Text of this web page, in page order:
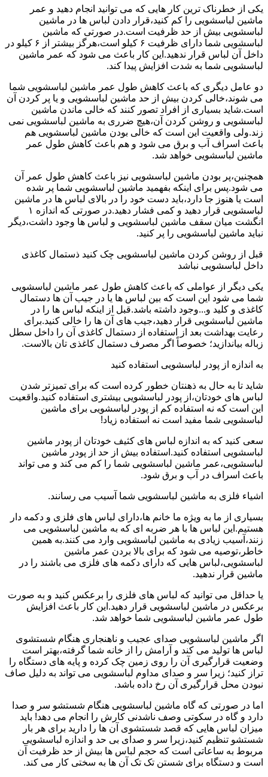
یکی از خطرناک ترین کار هایی که می توانید انجام دهید و عمر
ماشین لباسشویی را کم کنید،قرار دادن لباس ها در ماشین
لباسشویی بیش از حد ظرفیت است.در صورتی که ماشین
لباسشویی شما دارای ظرفیت ۶ کیلو است،هرگز بیشتر از ۶ کیلو در
داخل آن لباس قرار ندهید.این کار باعث می شود که عمر ماشین
لباسشویی شما به شدت افزایش پیدا کند.
دو عامل دیگری که باعث کاهش طول عمر ماشین لباسشویی شما
می شوند،خالی کردن بیش از حد ماشین لباسشویی و یا پر کردن آن
است.شاید بسیاری از افراد تصور کنند که خالی ماندن ماشین
لباسشویی و روشن کردن آن،هیچ ضرری به ماشین لباسشویی نمی
زند.ولی واقعیت این است که خالی بودن ماشین لباسشویی هم
باعث اسراف آب و برق می شود و هم باعث کاهش طول عمر
ماشین لباسشویی خواهد شد.
همچنین،پر بودن ماشین لباسشویی نیز باعث کاهش طول عمر آن
می شود.پس برای اینکه بفهمید ماشین لباسشویی شما پر شده
است یا هنوز جا دارد،باید دست خود را در بالای لباس ها در ماشین
لباسشویی قرار دهید و کمی فشار دهید.در صورتی که اندازه ۱
انگشت میان سقف ماشین لباسشویی و لباس ها وجود داشت،دیگر
نباید ماشین لباسشویی را پر کنید.
قبل از روشن کردن ماشین لباسشویی چک کنید ذستمال کاغذی
داخل لباسشویی نباشد
یکی دیگر از عواملی که باعث کاهش طول عمر ماشین لباسشویی
شما می شود این است که بین لباس ها یا در جیب آن ها دستمال
کاغذی و کلید و...وجود داشته باشد.قبل از اینکه لباس ها را در
ماشین لباسشویی قرار دهید،جیب های آن ها را خالی کنید.برای
رعایت بهداشت بعد از استفاده از دستمال کاغذی آن را داخل سطل
زباله بیاندازید؛ خصوصاً اگر مصرف دستمال کاغذی تان بالاست.
به اندازه از پودر لباسشویی استفاده کنید
شاید تا به حال به ذهنتان خطور کرده است که برای تمیزتر شدن
لباس های خودتان،از پودر لباسشویی بیشتری استفاده کنید.واقعیت
این است که نه استفاده کم از پودر لباسشویی برای ماشین
لباسشویی شما مفید است نه استفاده زیاد!
سعی کنید که به اندازه لباس های کثیف خودتان از پودر ماشین
لباسشویی استفاده کنید.استفاده بیش از حد از پودر ماشین
لباسشویی،عمر ماشین لباسشویی شما را کم می کند و می تواند
باعث اسراف در آب و برق شود.
اشیاء فلزی به ماشین لباسشویی شما آسیب می رسانند.
بسیاری از ما به ویژه ما خانم ها،دارای لباس های فلزی و دکمه دار
هستیم.این لباس ها با هر ضربه ای که به ماشین لباسشویی می
زنند،آسیب زیادی به ماشین لباسشویی وارد می کنند.به همین
خاطر،توصیه می شود که برای بالا بردن عمر ماشین
لباسشویی،لباس هایی که دارای دکمه های فلزی می باشند را در
ماشین قرار ندهید.
یا حداقل می توانید که لباس های فلزی را برعکس کنید و به صورت
برعکس در ماشین لباسشویی قرار دهید.این کار باعث افزایش
طول عمر ماشین لباسشویی شما خواهد شد.
اگر ماشین لباسشویی صدای عجیب و ناهنجاری هنگام شستشوی
لباس ها تولید می کند و آرامش را از خانه شما گرفته،بهتر است
وضعیت قرارگیری آن را روی زمین چک کرده و پایه های دستگاه را
تراز کنید؛ زیرا سر و صدای مداوم لباسشویی می تواند به دلیل صاف
نبودن محل قرارگیری آن رخ داده باشد.
اما در صورتی که گاه ماشین لباسشویی هنگام شستشو سر و صدا
دارد و گاه در سکوتی وصف ناشدنی کارش را انجام می دهد! باید
میزان لباس هایی که قصد شستشوی آن ها را دارید برای هر بار
شستشو تنظیم کنید،زیرا سر و صدای بی حد و اندازه لباسشویی
مربوط به ساعاتی است که حجم لباس ها بیش از حد ظرفیت آن
است و دستگاه برای شستن تک تک آن ها به سختی کار می کند.